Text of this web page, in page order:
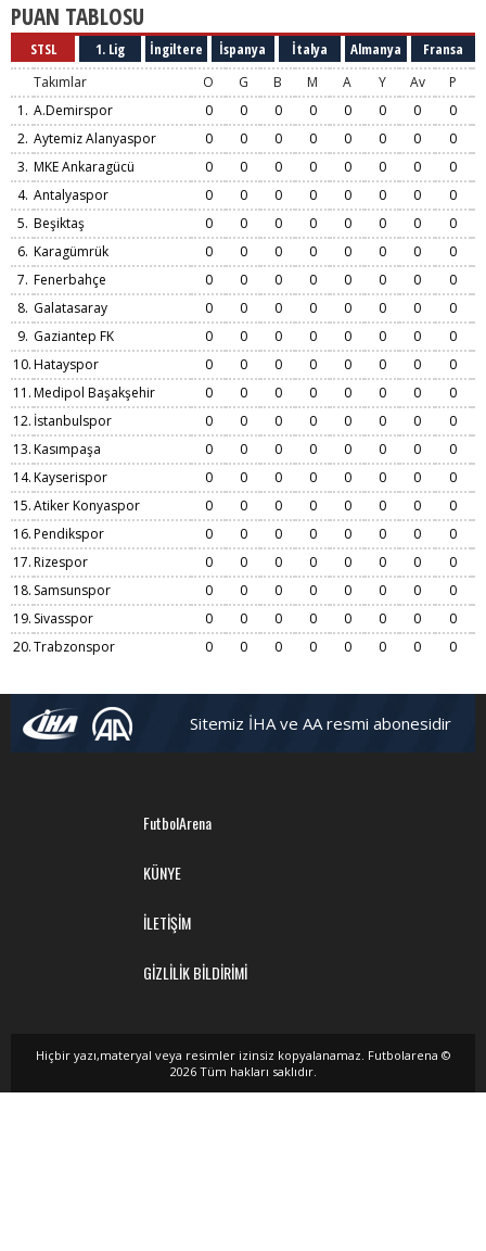
PUAN TABLOSU
STSL 1. Lig İngiltere İspanya İtalya Almanya Fransa
Takımlar O G B M A Y Av
P
1. A.Demirspor 0 0 0 0 0 0 0
0
2. Aytemiz Alanyaspor 0 0 0 0 0 0 0
0
3. MKE Ankaragücü 0 0 0 0 0 0 0
0
4. Antalyaspor 0 0 0 0 0 0 0
0
5. Beşiktaş 0 0 0 0 0 0 0
0
6. Karagümrük 0 0 0 0 0 0 0
0
7. Fenerbahçe 0 0 0 0 0 0 0
0
8. Galatasaray 0 0 0 0 0 0 0
0
9. Gaziantep FK 0 0 0 0 0 0 0
0
10.Hatayspor 0 0 0 0 0 0 0
0
11.Medipol Başakşehir 0 0 0 0 0 0 0
0
12. İstanbulspor 0 0 0 0 0 0 0
0
13.Kasımpaşa 0 0 0 0 0 0 0
0
14.Kayserispor 0 0 0 0 0 0 0
0
15.Atiker Konyaspor 0 0 0 0 0 0 0
0
16.Pendikspor 0 0 0 0 0 0 0
0
17.Rizespor 0 0 0 0 0 0 0
0
18. Samsunspor 0 0 0 0 0 0 0
0
19. Sivasspor 0 0 0 0 0 0 0
0
20.Trabzonspor 0 0 0 0 0 0 0 0
Sitemiz İHA ve AA resmi abonesidir
FutbolArena
KÜNYE
İLETİŞİM
GİZLİLİK BİLDİRİMİ
Hiçbir yazı,materyal veya resimler izinsiz kopyalanamaz. Futbolarena ©
2026 Tüm hakları saklıdır.